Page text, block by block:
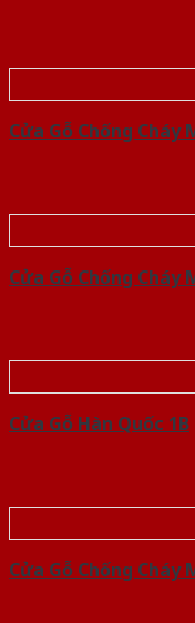
Cửa Gỗ Chống Cháy
Cửa Gỗ Chống Cháy
Cửa Gỗ Hàn Quốc 1B
Cửa Gỗ Chống Cháy